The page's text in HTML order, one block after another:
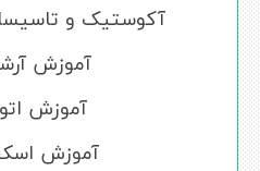
آکوستیک و
آموزش
آموزش
آموزش